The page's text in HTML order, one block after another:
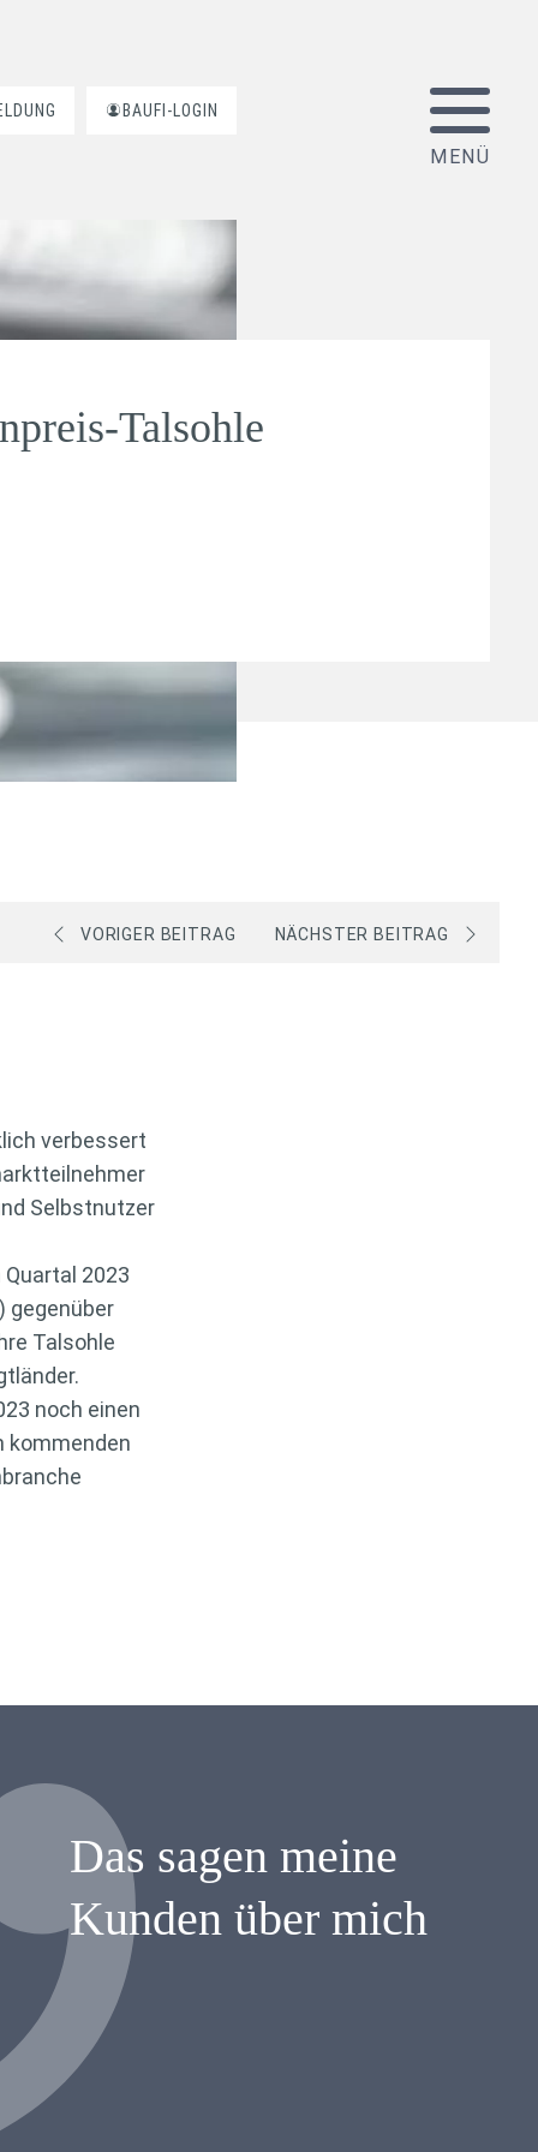
BAUFI-LOGIN
Talsohle
VORIGER BEITRAG NÄCHSTER BEITRAG
verbessert
Selbstnutzer
2023
gegenüber
Talsohle
noch einen
kommenden
Das sagen meine
Kunden über mich